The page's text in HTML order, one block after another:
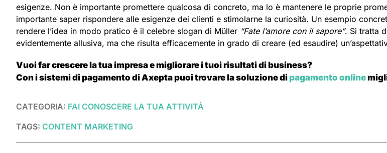
esigenze. Non è importante promettere qualcosa di concreto, ma lo è mantenere le proprie
importante saper rispondere alle esigenze dei clienti e stimolarne la curiosità. Un esempio
rendere l’idea in modo pratico è il celebre slogan di Müller “Fate l’amore con il sapore”. Si tratta
evidentemente allusiva, ma che risulta efficacemente in grado di creare (ed esaudire)
Vuoi far crescere la tua impresa e migliorare i tuoi risultati di business?
Con i sistemi di pagamento di Axepta puoi trovare la soluzione dipagamento online
CATEGORIA: FAI CONOSCERE LA TUA ATTIVITÀ
TAGS: CONTENT MARKETING